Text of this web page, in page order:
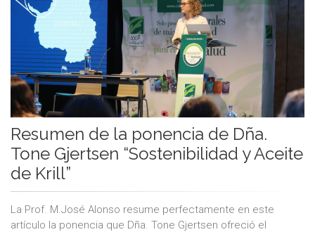
Resumen de la ponencia de Dña.
Tone Gjertsen “Sostenibilidad y Aceite
de Krill”
La Prof. M.José Alonso resume perfectamente en este
artículo la ponencia que Dña. Tone Gjertsen ofreció el